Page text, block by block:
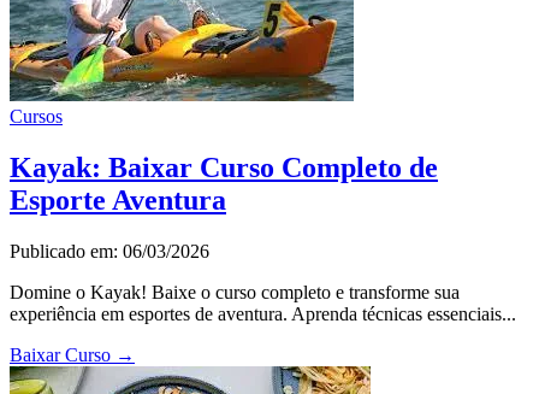
Cursos
Kayak: Baixar Curso Completo de
Esporte Aventura
Publicado em: 06/03/2026
Domine o Kayak! Baixe o curso completo e transforme sua
experiência em esportes de aventura. Aprenda técnicas essenciais...
Baixar Curso →